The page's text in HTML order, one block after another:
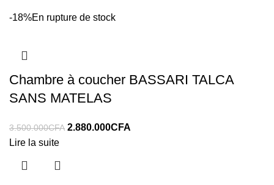
-18%En rupture de stock
Chambre à coucher BASSARI TALCA
SANS MATELAS
3.500.000CFA 2.880.000CFA
Lire la suite